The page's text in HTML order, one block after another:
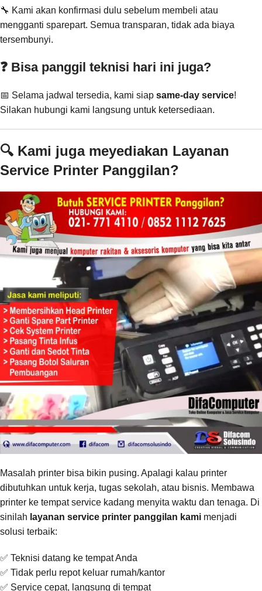
🔧 Kami akan konfirmasi dulu sebelum membeli atau
mengganti sparepart. Semua transparan, tidak ada biaya
tersembunyi.
❓ Bisa panggil teknisi hari ini juga?
📅 Selama jadwal tersedia, kami siap same-day service!
Silakan hubungi kami langsung untuk ketersediaan.
🔍 Kami juga meyediakan Layanan
Service Printer Panggilan?
Masalah printer bisa bikin pusing. Apalagi kalau printer
dibutuhkan untuk kerja, tugas sekolah, atau bisnis. Membawa
printer ke tempat service kadang menyita waktu dan tenaga. Di
sinilah layanan service printer panggilan kami menjadi
solusi terbaik:
✅ Teknisi datang ke tempat Anda
✅ Tidak perlu repot keluar rumah/kantor
✅ Service cepat, langsung di tempat